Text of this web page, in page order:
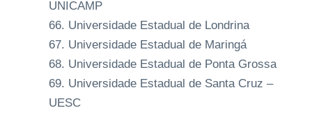
UNICAMP
Universidade Estadual de Londrina
Universidade Estadual de Maringá
Universidade Estadual de Ponta Grossa
Universidade Estadual de Santa Cruz –
UESC